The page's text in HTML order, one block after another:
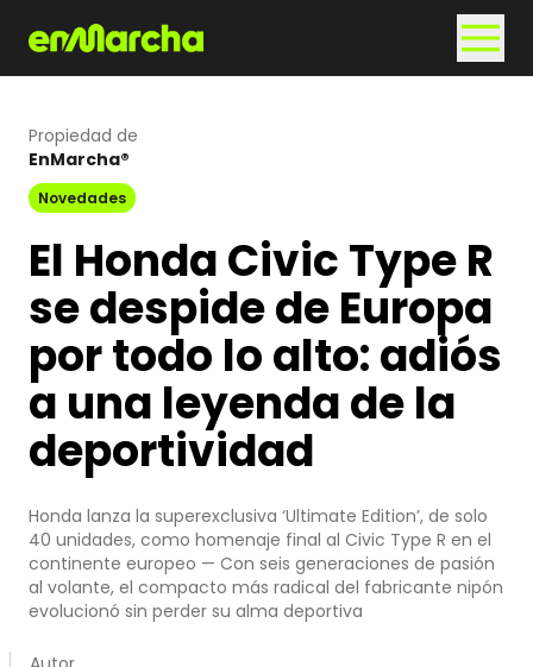
Propiedad de
EnMarcha®
Novedades
El Honda Civic Type R
se despide de Europa
por todo lo alto: adiós
a una leyenda de la
deportividad
Honda lanza la superexclusiva ‘Ultimate Edition’, de solo
40 unidades, como homenaje final al Civic Type R en el
continente europeo — Con seis generaciones de pasión
al volante, el compacto más radical del fabricante nipón
evolucionó sin perder su alma deportiva